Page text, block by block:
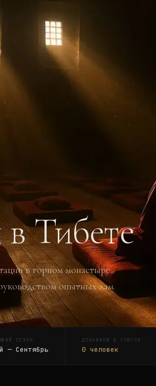
Тибете
в горном монастыре:
опытных лам.
СЕЗОН
— Сентябрь
ДОБАВИЛИ В СПИСОК
0 человек